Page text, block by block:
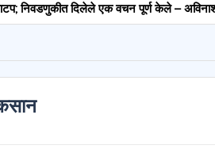
दिलेले एक वचन पूर्ण केले – अविनाश नलावडे